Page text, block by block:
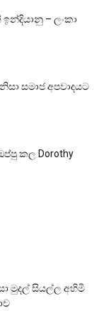
– ලංකා
සමාජ අපවාදයට
කල Dorothy
මුදල් සියල්ල අහිමි